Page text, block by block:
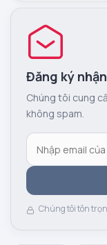
Đăng ký
Chúng tôi cung
không spam.
Chúng tôi tôn